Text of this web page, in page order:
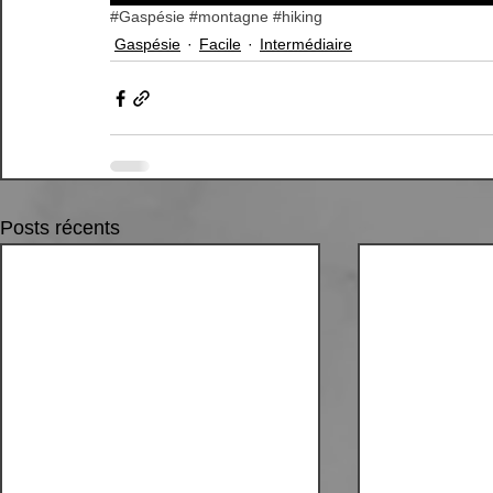
#Gaspésie #montagne #hiking
Gaspésie
Facile Intermédiaire
Posts récents